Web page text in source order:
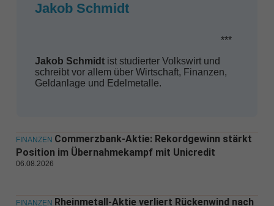
Jakob Schmidt
***
Jakob Schmidtist studierter Volkswirt und
schreibt vor allem über Wirtschaft, Finanzen,
Geldanlage und Edelmetalle.
FINANZEN Commerzbank-Aktie: Rekordgewinn stärkt
Position im Übernahmekampf mit Unicredit
06.08.2026
FINANZEN Rheinmetall-Aktie verliert Rückenwind nach